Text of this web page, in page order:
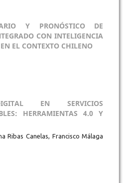
Y PRONÓSTICO DE
CON INTELIGENCIA
EL CONTEXTO CHILENO
EN SERVICIOS
HERRAMIENTAS 4.0 Y
Ribas Canelas, Francisco Málaga